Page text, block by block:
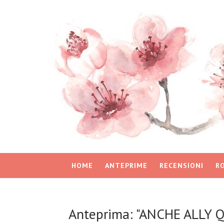
HOME ANTEPRIME RECENSIONI
Anteprima: "ANCHE ALLY